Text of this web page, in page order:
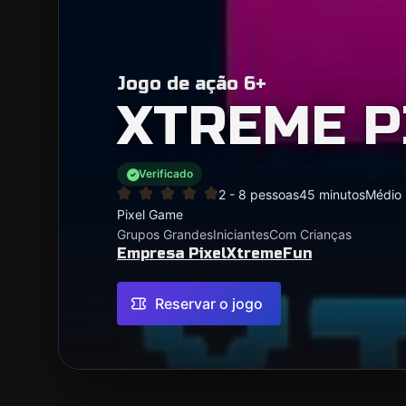
Jogo de ação 6+
XTREME
Verificado
2 - 8 pessoas45 minutosMédio
Pixel Game
Grupos GrandesIniciantesCom Crianças
Empresa PixelXtremeFun
Reservar o jogo